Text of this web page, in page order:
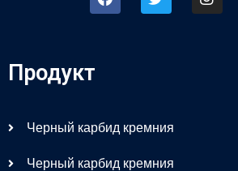
Продукт
Черный карбид кремния
Черный карбид кремния